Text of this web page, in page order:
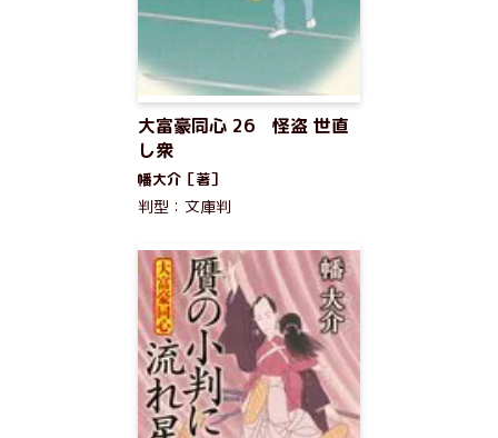
大富豪同心 26 怪盗 世直
し衆
幡大介［著］
判型：文庫判